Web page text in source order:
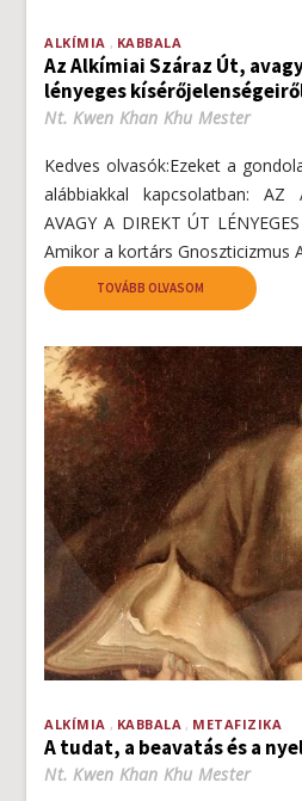
ALKÍMIA KABBALA
Az Alkímiai Száraz Út,
lényeges
Nt. Kwen Khan Khu Mester
Kedves olvasók:Ezeket a
alábbiakkal kapcsolatban: AZ
AVAGY A DIREKT ÚT LÉNYEGES
Amikor a kortárs Gnoszticizmus
TOVÁBB OLVASOM
ALKÍMIA KABBALA METAFIZIKA
A tudat, a beavatás és a
Nt. Kwen Khan Khu Mester